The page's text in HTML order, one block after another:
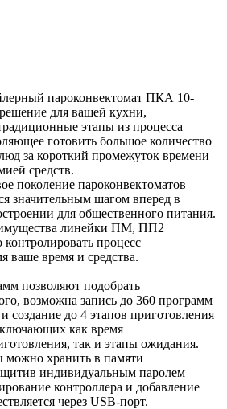
пароконвектомат ПКА 10-
для вашей кухни,
этапы из процесса
готовить большое количество
за короткий промежуток времени
средств.
поколение пароконвектоматов
значительным шагом вперед в
для общественного питания.
линейки ПМ, ПП2
контролировать процесс
ваше время и средства.
позволяют подобрать
возможна запись до 360 программ
создание до 4 этапов приготовления
как время
так и этапы ожидания.
можно хранить в памяти
индивидуальным паролем
контроллера и добавление
через USB-порт.